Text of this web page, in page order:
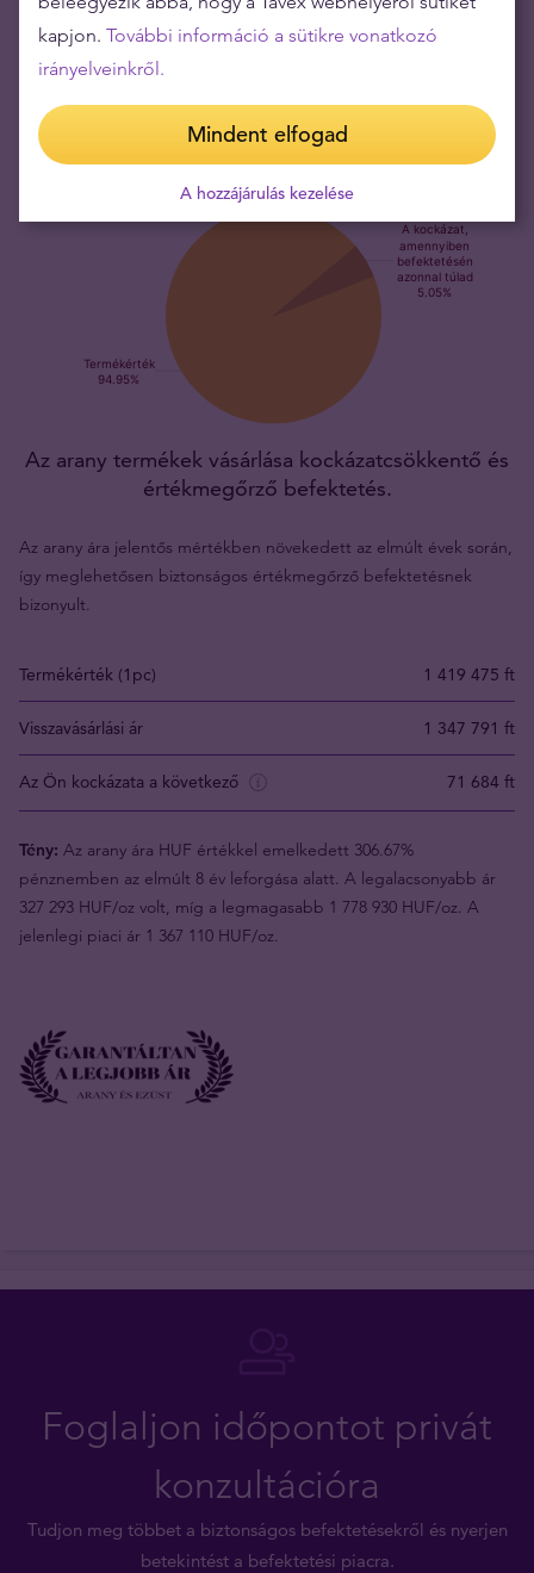
unciás rúdja ebben a formátumban a világ legelterjedtebb
aranydarabja. Értékét kifejezetten a finom aranytartalom
határozza meg, amely az arany uralkodó árához kapcsolódik.
Az arany termékek vásárlása kockázatcsökkentő és
értékmegőrző befektetés.
Az arany ára jelentős mértékben növekedett az elmúlt évek során,
így meglehetősen biztonságos értékmegőrző befektetésnek
bizonyult.
Termékérték (1pc) 1 419 475 ft
Visszavásárlási ár 1 347 791 ft
Az Ön kockázata a következő 71 684 ft
Tény: Az arany ára HUF értékkel emelkedett 306.67%
pénznemben az elmúlt 8 év leforgása alatt. A legalacsonyabb ár
327 293 HUF/oz volt, míg a legmagasabb 1 778 930 HUF/oz. A
jelenlegi piaci ár 1 367 110 HUF/oz.
Foglaljon időpontot privát
konzultációra
Tudjon meg többet a biztonságos befektetésekről és nyerjen
betekintést a befektetési piacra.
kapjon. További információ a sütikre vonatkozó
irányelveinkről.
Mindent elfogad
A hozzájárulás kezelése